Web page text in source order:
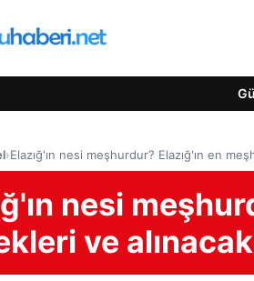
›Elazığ'ın nesi meşhurdur? Elazığ'ın en
nesi
ve